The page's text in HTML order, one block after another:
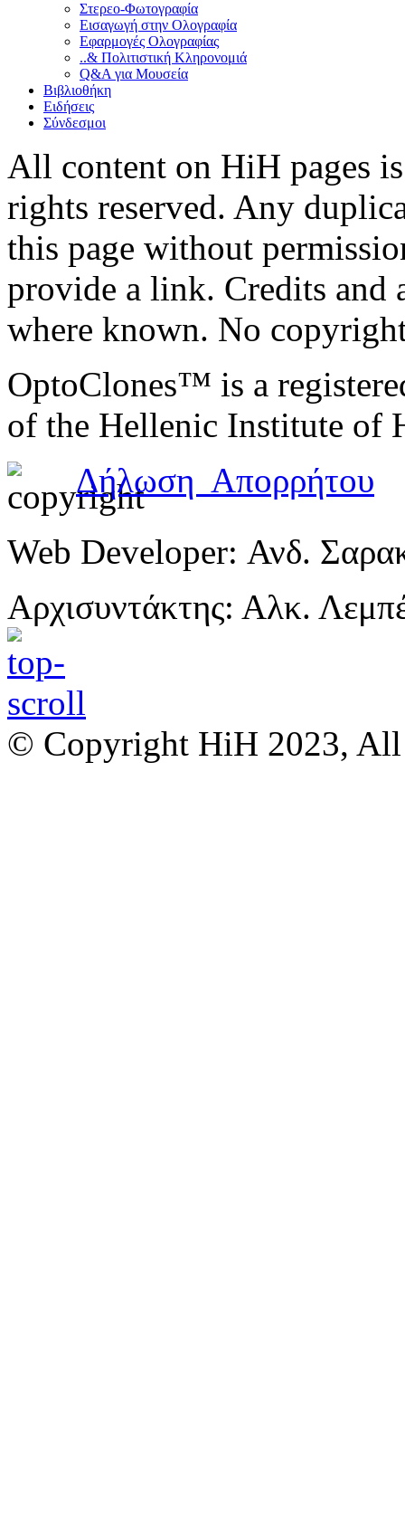
Στερεο-Φωτογραφία
Εισαγωγή στην Ολογραφία
Εφαρμογές Ολογραφίας
..& Πολιτιστική Κληρονομιά
Q&A για Μουσεία
Βιβλιοθήκη
Ειδήσεις
Σύνδεσμοι
All content on HiH pages
rights reserved. Any
this page without
provide a link. Credits and
where known. No
OptoClones™ is a
of the Hellenic Institute of
Δήλωση Απορρήτου
Web Developer: Ανδ.
Αρχισυντάκτης: Αλκ.
© Copyright HiH 2023, All